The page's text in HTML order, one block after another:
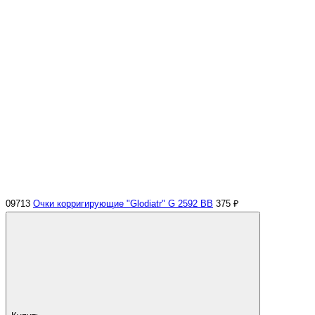
09713 Очки корригирующие "Glodiatr" G 2592 BB 375 ₽